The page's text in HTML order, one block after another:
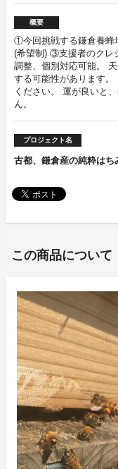
概要
①今回挑戦する鎌倉養蜂
(希望制) ③支援者のクレ
調整、個別対応可能。
する可能性があります
ください。 運が良いと
ん。
プロジェクト名
古都、鎌倉産の純粋は
この商品について